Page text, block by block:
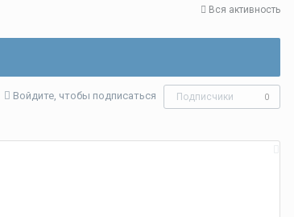
Вся активность
Войдите, чтобы подписаться Подписчики 0